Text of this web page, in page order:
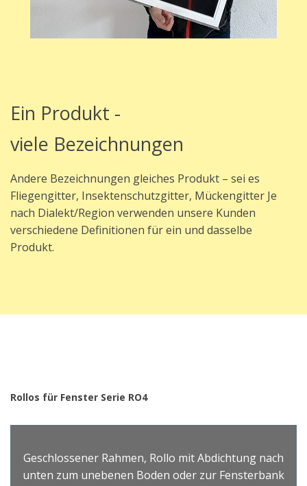
Ein Produkt -
viele Bezeichnungen
Andere Bezeichnungen gleiches Produkt – sei es
Fliegengitter, Insektenschutzgitter, Mückengitter Je
nach Dialekt/Region verwenden unsere Kunden
verschiedene Definitionen für ein und dasselbe
Produkt.
Rollos für Fenster Serie RO4
Geschlossener Rahmen, Rollo mit Abdichtung nach
unten zum unebenen Boden oder zur Fensterbank